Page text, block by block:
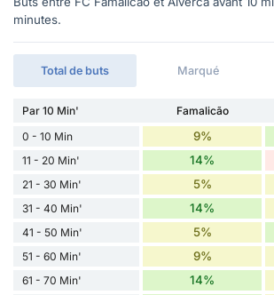
minutes.
Total de buts Marqué
Par 10 Min' Famalicão
0 - 10 Min
9%
11 - 20 Min' 14%
21 - 30 Min' 5%
31 - 40 Min' 14%
41 - 50 Min' 5%
51 - 60 Min' 9%
61 - 70 Min' 14%